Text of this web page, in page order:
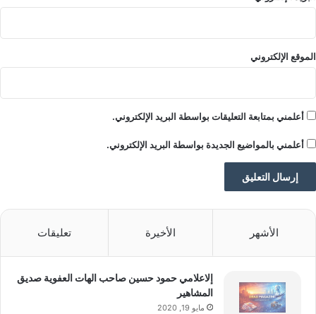
والأوروغواي
الموقع الإلكتروني
أعلمني بمتابعة التعليقات بواسطة البريد الإلكتروني.
أعلمني بالمواضيع الجديدة بواسطة البريد الإلكتروني.
الأشهر الأخيرة تعليقات
إلاعلامي حمود حسين صاحب الهات العفوية صديق
المشاهير
مايو 19, 2020